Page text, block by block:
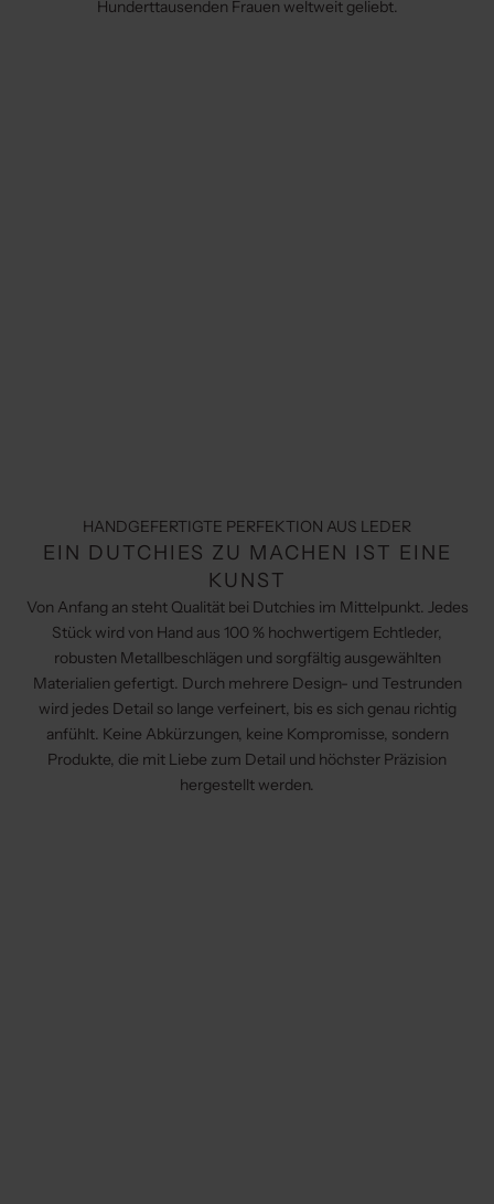
Hunderttausenden Frauen weltweit geliebt.
HANDGEFERTIGTE PERFEKTION AUS LEDER
EIN DUTCHIES ZU MACHEN IST EINE
KUNST
Von Anfang an steht Qualität bei Dutchies im Mittelpunkt. Jedes
Stück wird von Hand aus 100 % hochwertigem Echtleder,
robusten Metallbeschlägen und sorgfältig ausgewählten
Materialien gefertigt. Durch mehrere Design- und Testrunden
wird jedes Detail so lange verfeinert, bis es sich genau richtig
anfühlt. Keine Abkürzungen, keine Kompromisse, sondern
Produkte, die mit Liebe zum Detail und höchster Präzision
hergestellt werden.